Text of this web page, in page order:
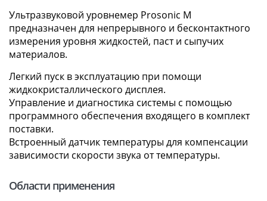
Ультразвуковой уровнемер Prosonic M
предназначен для непрерывного и бесконтактного
измерения уровня жидкостей, паст и сыпучих
материалов.
Легкий пуск в эксплуатацию при помощи
жидкокристаллического дисплея.
Управление и диагностика системы с помощью
программного обеспечения входящего в комплект
поставки.
Встроенный датчик температуры для компенсации
зависимости скорости звука от температуры.
Области применения